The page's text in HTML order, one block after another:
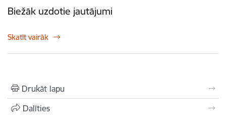
Biežāk uzdotie jautājumi
Skatīt vairāk
Drukāt lapu
Dalīties